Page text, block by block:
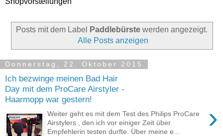
Posts mit dem Label Paddlebürstewerden angezeigt.
Alle Posts anzeigen
Donnerstag, 22. Oktober 2015
Ich bezwinge meinen Bad Hair
Day mit dem ProCare Airstyler -
Haarmopp war gestern!
›
Weiter geht es mit dem Test des Philips ProCare
Airstylers , den ich vor einiger Zeit über
Empfehlerin testen durfte. Über meine e...